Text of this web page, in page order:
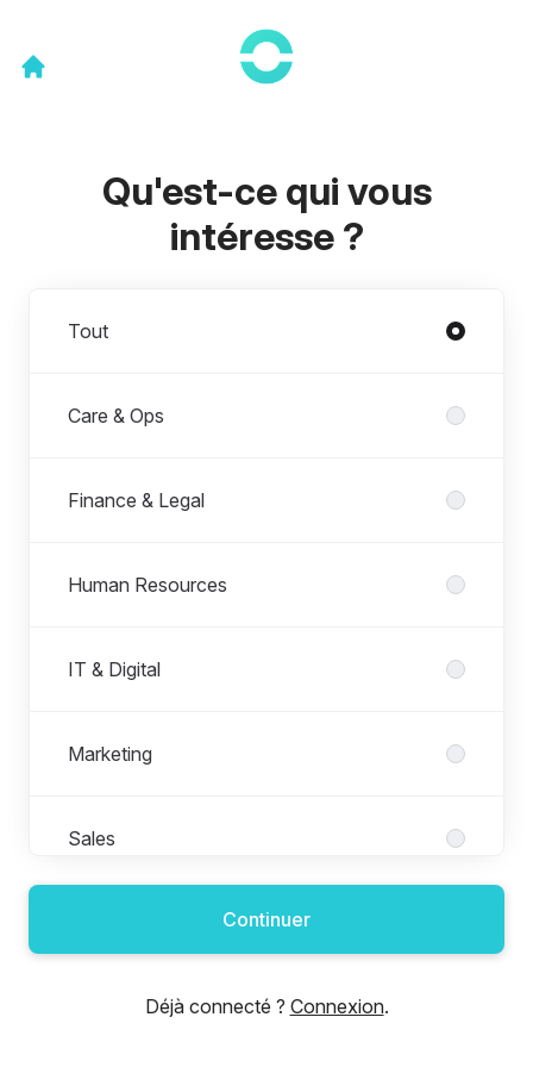
Qu'est-ce qui vous
intéresse ?
Tout
Care & Ops
Finance & Legal
Human Resources
IT & Digital
Marketing
Sales
Continuer
Déjà connecté ? Connexion.